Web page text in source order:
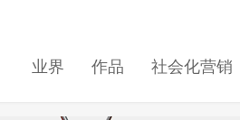
业界 作品 社会化营销